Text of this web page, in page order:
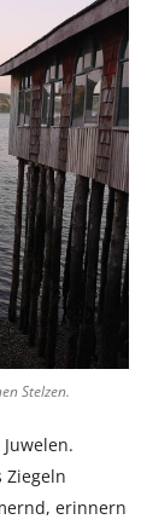
Stelzen.
Ziegeln
erinnern